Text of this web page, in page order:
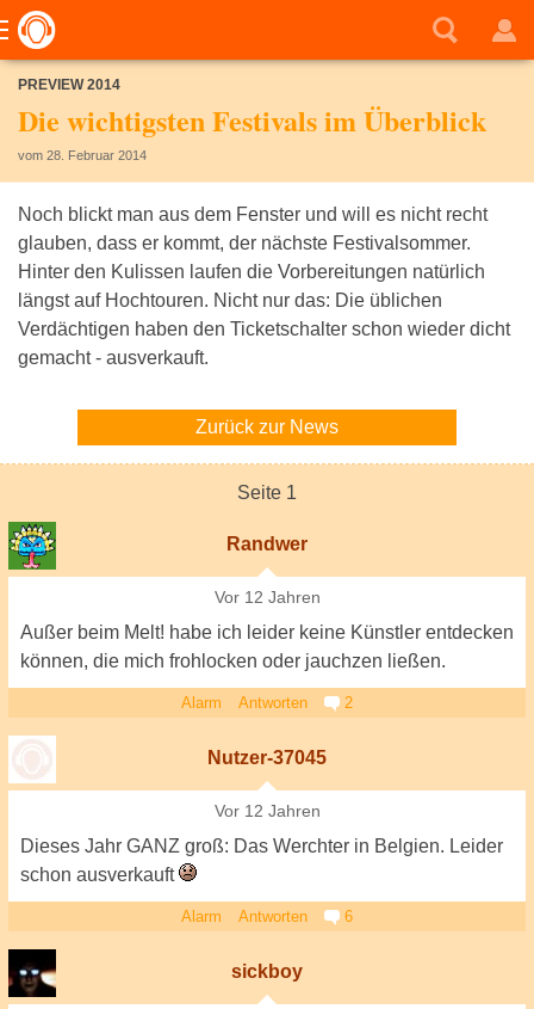
PREVIEW 2014
Die wichtigsten Festivals im Überblick
vom 28. Februar 2014
Noch blickt man aus dem Fenster und will es nicht recht
glauben, dass er kommt, der nächste Festivalsommer.
Hinter den Kulissen laufen die Vorbereitungen natürlich
längst auf Hochtouren. Nicht nur das: Die üblichen
Verdächtigen haben den Ticketschalter schon wieder dicht
gemacht - ausverkauft.
Zurück zur News
Seite 1
Randwer
Vor 12 Jahren
Außer beim Melt! habe ich leider keine Künstler entdecken
können, die mich frohlocken oder jauchzen ließen.
Alarm Antworten 2
Nutzer-37045
Vor 12 Jahren
Dieses Jahr GANZ groß: Das Werchter in Belgien. Leider
schon ausverkauft
Alarm Antworten 6
sickboy